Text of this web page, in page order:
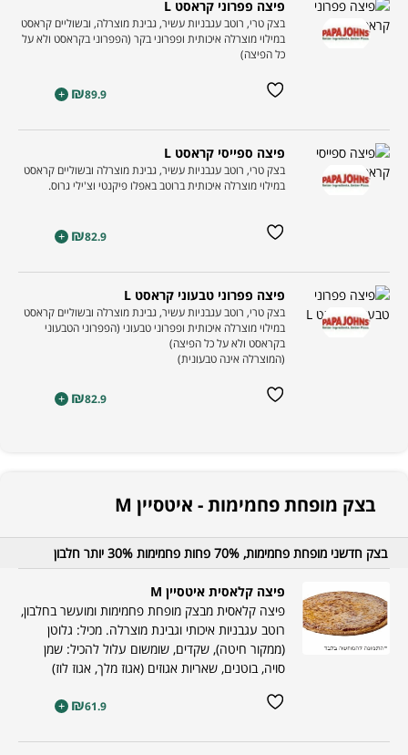
פיצה פפרוני קראסט L
בצק טרי, רוטב עגבניות עשיר, גבינת מוצרלה, ובשוליים קראסט
במילוי מוצרלה איכותית ופפרוני בקר (הפפרוני בקראסט ולא על
כל הפיצה)
₪89.9
+
פיצה ספייסי קראסט L
בצק טרי, רוטב עגבניות עשיר, גבינת מוצרלה ובשוליים קראסט
במילוי מוצרלה איכותית ברוטב באפלו פיקנטי וצ'ילי גרוס.
₪82.9
+
פיצה פפרוני טבעוני קראסט L
בצק טרי, רוטב עגבניות עשיר, גבינת מוצרלה ובשוליים קראסט
במילוי מוצרלה איכותית ופפרוני טבעוני (הפפרוני הטבעוני
בקראסט ולא על כל הפיצה)
(המוצרלה אינה טבעונית)
₪82.9
+
בצק מופחת פחמימות - איטסיין M
בצק חדשני מופחת פחמימות, 70% פחות פחמימות 30% יותר חלבון
פיצה קלאסית איטסיין M
פיצה קלאסית מבצק מופחת פחמימות ומועשר בחלבון,
רוטב עגבניות איכותי וגבינת מוצרלה. מכיל: גלוטן
(ממקור חיטה), שקדים, שומשום עלול להכיל: שמן
סויה, בוטנים, שאריות אגוזים (אגוז מלך, אגוז לוז)
₪61.9
+